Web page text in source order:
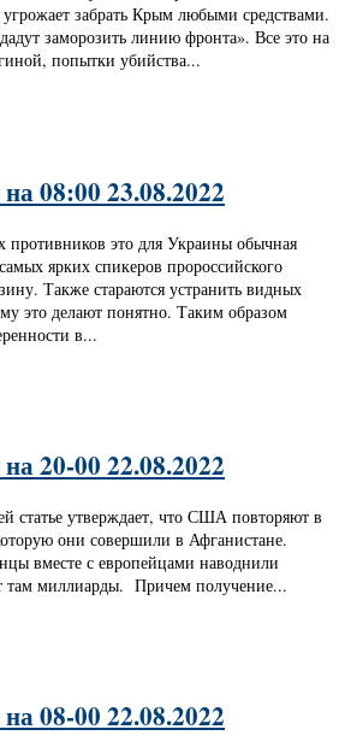
забрать Крым любыми средствами.
заморозить линию фронта». Все это на
попытки убийства...
08:00 23.08.2022
противников это для Украины обычная
ярких спикеров пророссийского
Также стараются устранить видных
это делают понятно. Таким образом
в...
20-00 22.08.2022
статье утверждает, что США повторяют в
они совершили в Афганистане.
вместе с европейцами наводнили
там миллиарды. Причем получение...
08-00 22.08.2022